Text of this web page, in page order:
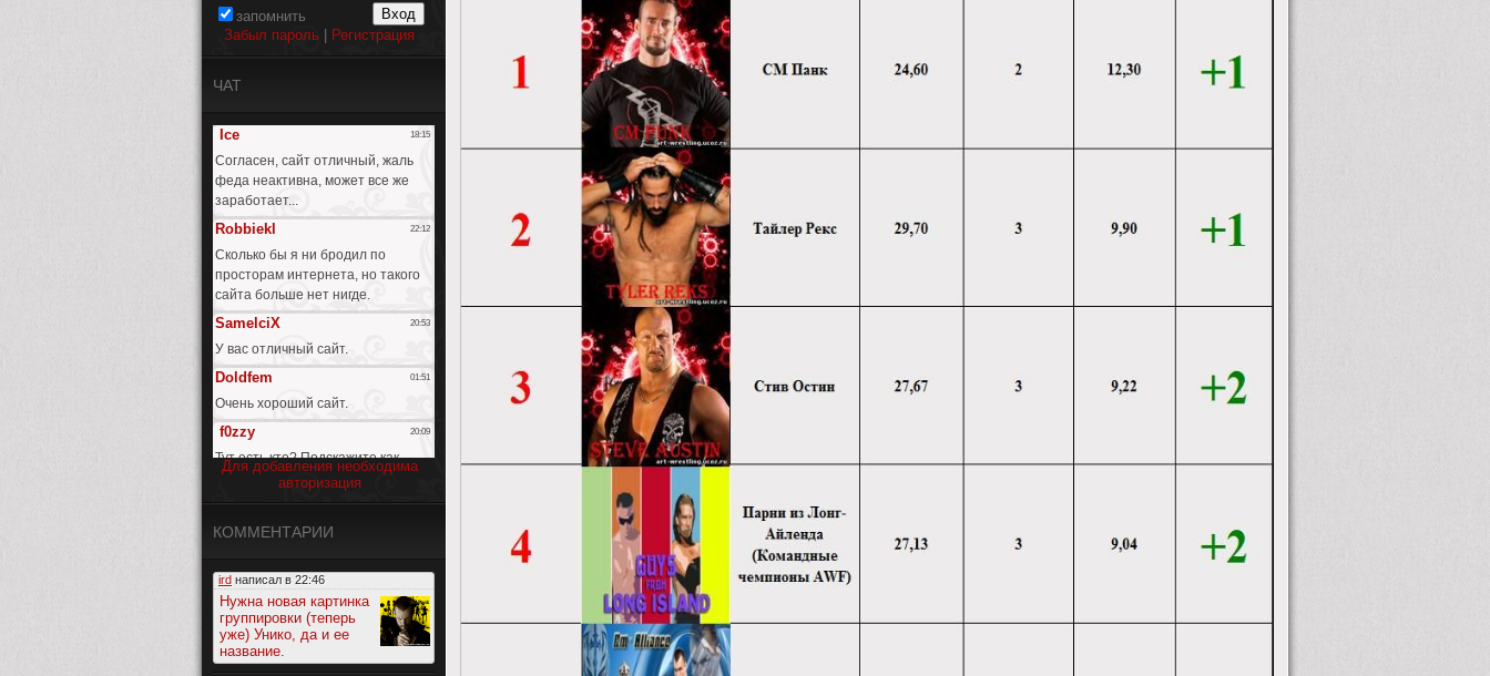
запомнить
Забыл пароль
Регистрация
ЧАТ
Для добавления необходима
авторизация
КОММЕНТАРИИ
ird написал в 22:46
Нужна новая картинка
группировки (теперь
уже) Унико, да и ее
название.